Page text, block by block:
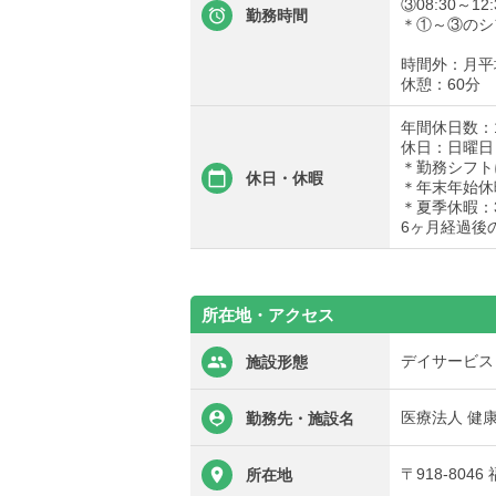
勤務時間
③08:30～
＊①～③のシ
時間外：月
休憩：60分
休日・休暇
年間休日数
休日：日曜
＊勤務シフ
＊年末年始
＊夏季休暇
6ヶ月経過後
所在地・アクセス
施設形態 デイサービス
勤務先・施設名 医療法人 健
所在地 〒918-8046